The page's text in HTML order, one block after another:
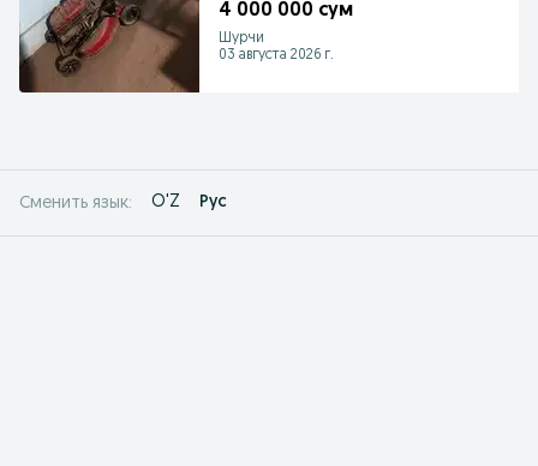
4 000 000 сум
Шурчи
03 августа 2026 г.
Сменить язык: O'Z Рус